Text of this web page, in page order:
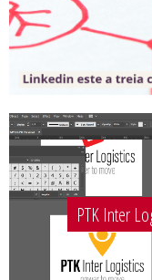
PTK Inter